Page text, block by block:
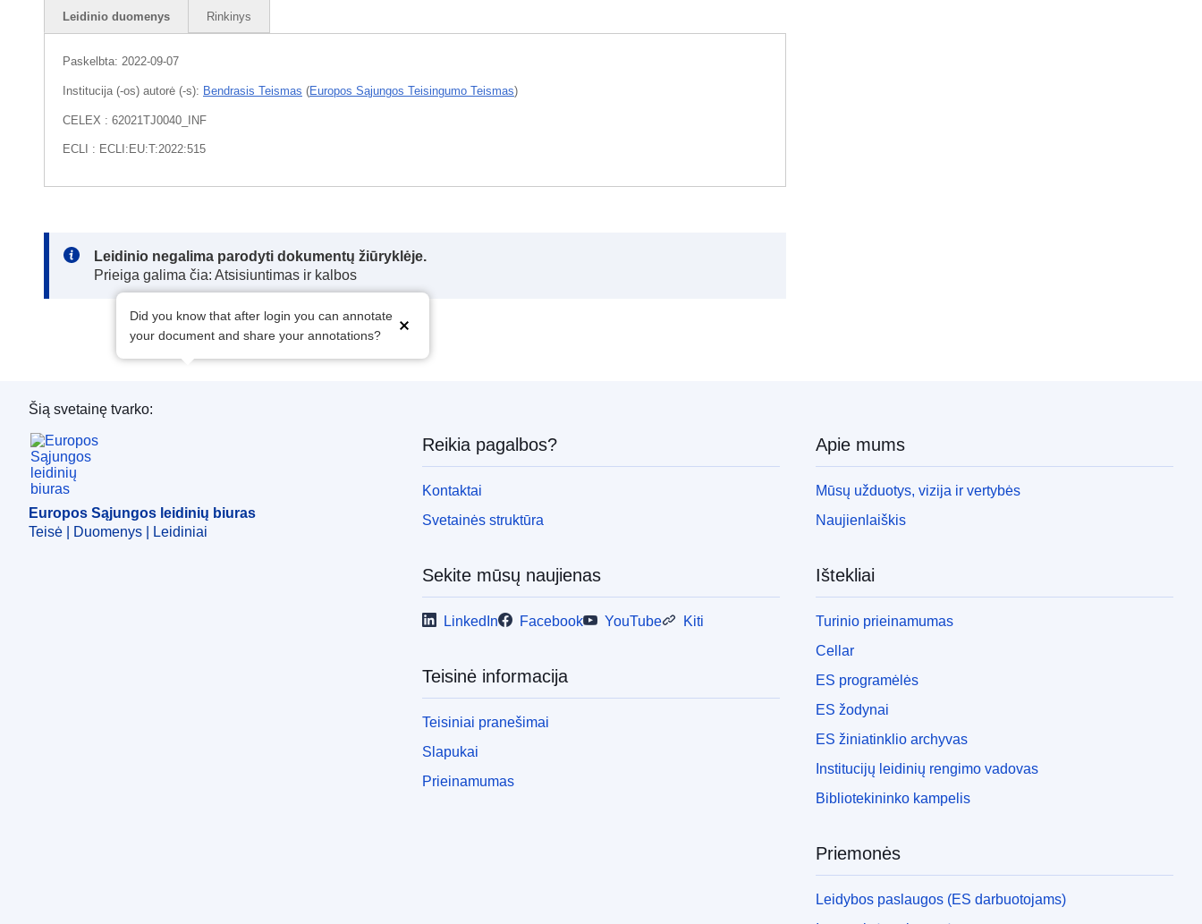
Leidinio duomenys Rinkinys
Paskelbta: 2022-09-07
Institucija (-os) autorė (-s): Bendrasis Teismas (Europos Sąjungos Teisingumo Teismas)
CELEX : 62021TJ0040_INF
ECLI : ECLI:EU:T:2022:515
Note:
Leidinio negalima parodyti dokumentų žiūryklėje.
Prieiga galima čia: Atsisiuntimas ir kalbos
Did you know that after login you can annotate
your document and share your annotations?
Europos Sąjungos leidinių biuras
Šią svetainę tvarko:
Europos Sąjungos leidinių biuras
Teisė | Duomenys | Leidiniai
Reikia pagalbos?
Kontaktai
Svetainės struktūra
Sekite mūsų naujienas
LinkedIn Facebook YouTube Kiti
Teisinė informacija
Teisiniai pranešimai
Slapukai
Prieinamumas
Apie mums
Mūsų užduotys, vizija ir vertybės
Naujienlaiškis
Ištekliai
Turinio prieinamumas
Cellar
ES programėlės
ES žodynai
ES žiniatinklio archyvas
Institucijų leidinių rengimo vadovas
Bibliotekininko kampelis
Priemonės
Leidybos paslaugos (ES darbuotojams)